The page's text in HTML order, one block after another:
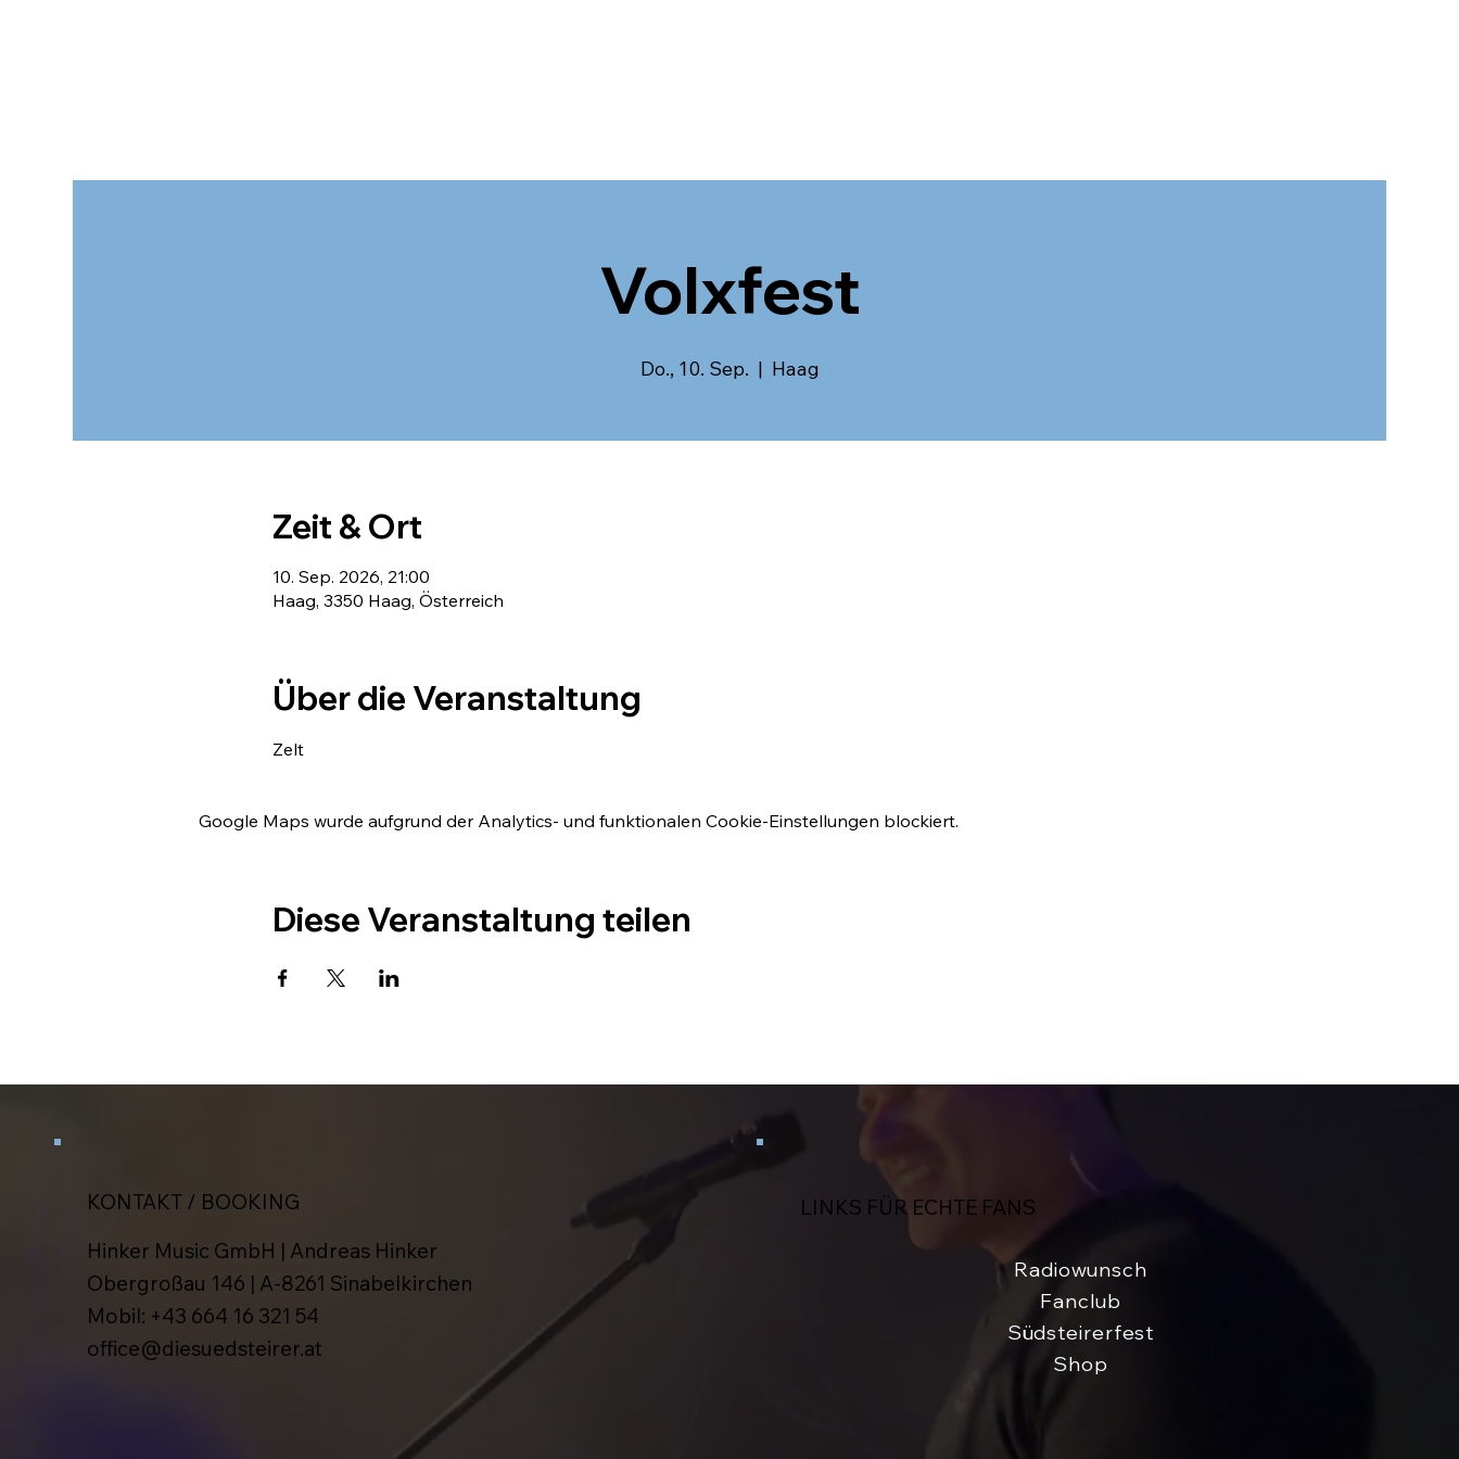
Volxfest
Do., 10. Sep.
  |
Haag
Zeit & Ort
10. Sep. 2026, 21:00
Haag, 3350 Haag, Österreich
Über die Veranstaltung
Zelt
Google Maps wurde aufgrund der Analytics- und funktionalen Cookie-Einstellungen blockiert.
Diese Veranstaltung teilen
KONTAKT / BOOKING
Hinker Music GmbH | Andreas Hinker
Obergroßau 146 | A-8261 Sinabelkirchen
Mobil: +43 664 16 321 54
office@diesuedsteirer.at
LINKS FÜR ECHTE FANS
Radiowunsch
Fanclub
Südsteirerfest
Shop